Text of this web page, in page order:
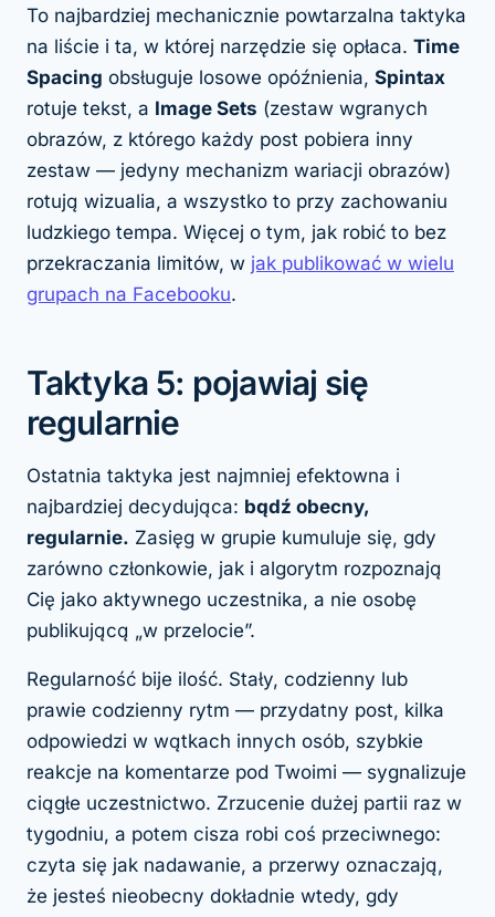
To najbardziej mechanicznie powtarzalna taktyka
na liście i ta, w której narzędzie się opłaca. Time
Spacing obsługuje losowe opóźnienia, Spintax
rotuje tekst, a Image Sets (zestaw wgranych
obrazów, z którego każdy post pobiera inny
zestaw — jedyny mechanizm wariacji obrazów)
rotują wizualia, a wszystko to przy zachowaniu
ludzkiego tempa. Więcej o tym, jak robić to bez
przekraczania limitów, w jak publikować w wielu
grupach na Facebooku.
Taktyka 5: pojawiaj się
regularnie
Ostatnia taktyka jest najmniej efektowna i
najbardziej decydująca: bądź obecny,
regularnie. Zasięg w grupie kumuluje się, gdy
zarówno członkowie, jak i algorytm rozpoznają
Cię jako aktywnego uczestnika, a nie osobę
publikującą „w przelocie”.
Regularność bije ilość. Stały, codzienny lub
prawie codzienny rytm — przydatny post, kilka
odpowiedzi w wątkach innych osób, szybkie
reakcje na komentarze pod Twoimi — sygnalizuje
ciągłe uczestnictwo. Zrzucenie dużej partii raz w
tygodniu, a potem cisza robi coś przeciwnego:
czyta się jak nadawanie, a przerwy oznaczają,
że jesteś nieobecny dokładnie wtedy, gdy